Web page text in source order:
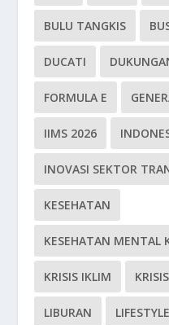
BULU TANGKIS
DUCATI
FORMULA E
IIMS 2026
INOVASI SEKTOR
KESEHATAN
KESEHATAN MENTAL
KRISIS IKLIM
LIBURAN LIFESTYLE